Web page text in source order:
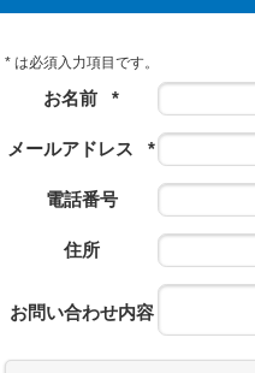
* は必須入力項目です。
お名前 *
メールアドレス *
電話番号
住所
お問い合わせ内容